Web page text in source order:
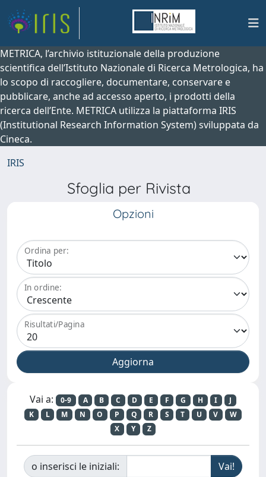
METRICA, l’archivio istituzionale della produzione
scientifica dell’Istituto Nazionale di Ricerca Metrologica, ha
lo scopo di raccogliere, documentare, conservare e
pubblicare, anche ad accesso aperto, i prodotti della
ricerca dell’Ente. METRICA utilizza la piattaforma IRIS
(Institutional Research Information System) sviluppata da
Cineca.
IRIS
Sfoglia per Rivista
Opzioni
Ordina per:
In ordine:
Risultati/Pagina
Vai a: 0-9 A B C D E F G H I
J
K
L M N O P Q R S T U V
W
X
Y Z
o inserisci le iniziali: